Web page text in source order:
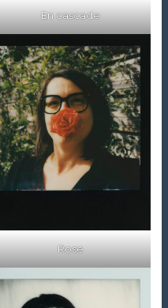
En cascade
Rose